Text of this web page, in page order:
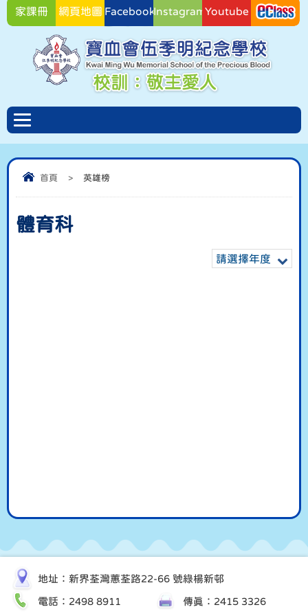
家課冊 網頁地圖 FacebookInstagramYoutube
首頁 > 英雄榜
體育科
請選擇年度
地址：新界荃灣蕙荃路22-66 號綠楊新邨
電話：2498 8911 傳真：2415 3326